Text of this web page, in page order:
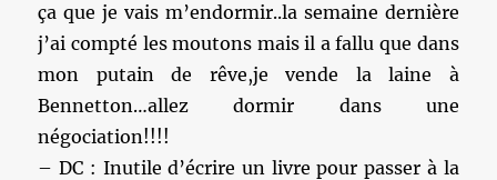
ça que je vais m’endormir..la semaine dernière
j’ai compté les moutons mais il a fallu que dans
mon putain de rêve,je vende la laine à
Bennetton…allez dormir dans une
négociation!!!!
– DC : Inutile d’écrire un livre pour passer à la